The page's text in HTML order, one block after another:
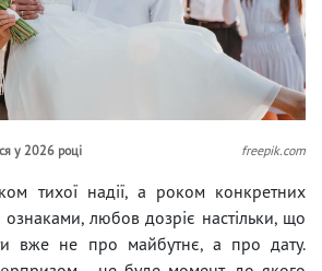
у 2026 році freepik.com
тихої надії, а роком конкретних
любов дозріє настільки, що
вже не про майбутнє, а про дату.